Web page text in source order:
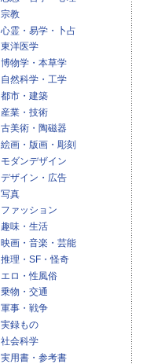
宗教
心霊・易学・卜占
東洋医学
博物学・本草学
自然科学・工学
都市・建築
産業・技術
古美術・陶磁器
絵画・版画・彫刻
モダンデザイン
デザイン・広告
写真
ファッション
趣味・生活
映画・音楽・芸能
推理・SF・怪奇
エロ・性風俗
乗物・交通
軍事・戦争
実録もの
社会科学
実用書・参考書